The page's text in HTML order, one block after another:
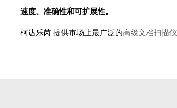
速度、准确性和可扩展性。
柯达乐芮 提供市场上最广泛的高级文档扫描仪